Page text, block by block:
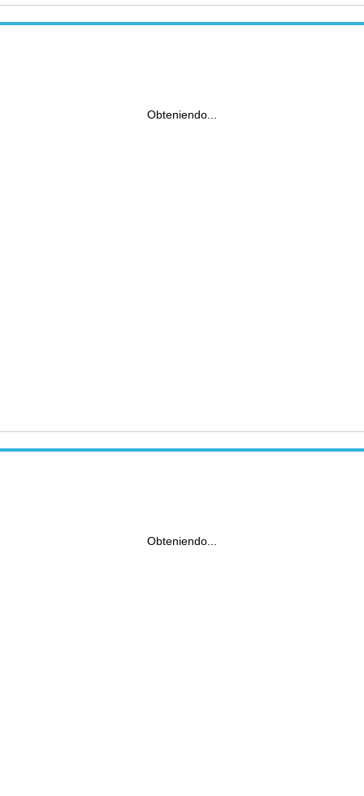
Obteniendo...
Obteniendo...